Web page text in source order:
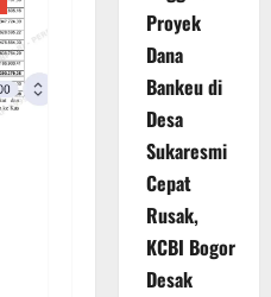
Proyek
Dana
Bankeu di
Desa
Sukaresmi
Cepat
Rusak,
KCBI Bogor
Desak